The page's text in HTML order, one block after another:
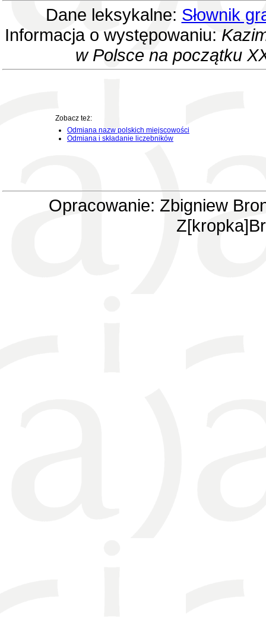
Dane leksykalne: Słownik
Informacja o występowaniu:
w Polsce na początku
Zobacz też:
Odmiana nazw polskich miejscowości
Odmiana i składanie liczebników
Opracowanie: Zbigniew